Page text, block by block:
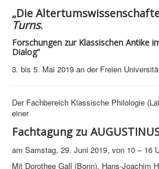
„Die
Turns.
Forschungen zur Klassischen Antike
Dialog“
3. bis 5. Mai 2019 an der Freien
Der Fachbereich Klassische Philologie
einer
Fachtagung zu
am Samstag, 29. Juni 2019, von 10 – 16
Mit Dorothee Gall (Bonn), Hans-Joachim